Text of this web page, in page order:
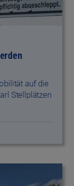
auf die
Stellplätzen